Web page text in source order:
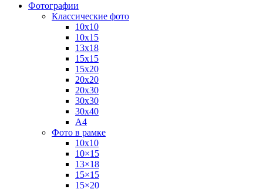
Фотографии
Классические фото
10х10
10х15
13х18
15х15
15х20
20х20
20х30
30х30
30х40
А4
Фото в рамке
10х10
10×15
13×18
15×15
15×20